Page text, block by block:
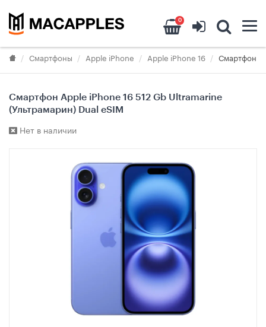
0
Смартфоны Apple iPhone Apple iPhone 16 Смартфон
Смартфон Apple iPhone 16 512 Gb Ultramarine
(Ультрамарин) Dual eSIM
Нет в наличии